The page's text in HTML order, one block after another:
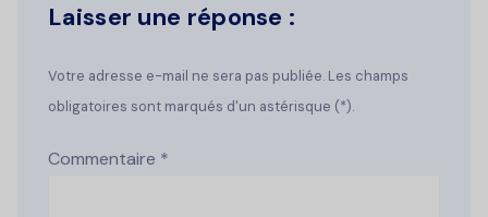
Laisser une réponse :
Votre adresse e-mail ne sera pas publiée. Les champs
obligatoires sont marqués d'un astérisque (*).
Commentaire *